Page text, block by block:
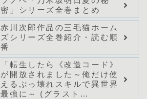
密」シリーズ全巻まとめ
赤川次郎作品の三毛猫ホーム
ズシリーズ全巻紹介・読む順
番
「転生したら《改造コード》
が開放されました～俺だけ使
えるぶっ壊れスキルで異世界
最強に～ (グラスト